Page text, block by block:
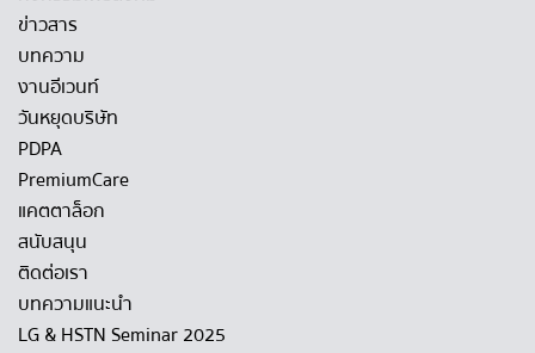
ข่าวสาร
บทความ
งานอีเวนท์
วันหยุดบริษัท
PDPA
PremiumCare
แคตตาล็อก
สนับสนุน
ติดต่อเรา
บทความแนะนำ
LG & HSTN Seminar 2025